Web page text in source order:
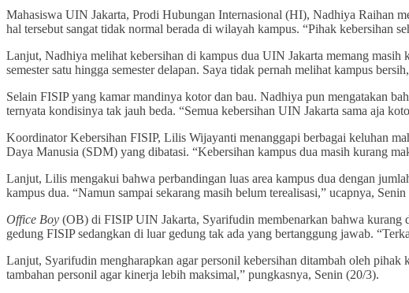
Mahasiswa UIN Jakarta, Prodi Hubungan Internasional (HI), Nadhiya Raihan
hal tersebut sangat tidak normal berada di wilayah kampus. “Pihak kebersihan
Lanjut, Nadhiya melihat kebersihan di kampus dua UIN Jakarta memang masih
semester satu hingga semester delapan. Saya tidak pernah melihat kampus
Selain FISIP yang kamar mandinya kotor dan bau. Nadhiya pun mengatakan
ternyata kondisinya tak jauh beda. “Semua kebersihan UIN Jakarta sama aja
Koordinator Kebersihan FISIP, Lilis Wijayanti menanggapi berbagai keluhan
Daya Manusia (SDM) yang dibatasi. “Kebersihan kampus dua masih kurang
Lanjut, Lilis mengakui bahwa perbandingan luas area kampus dua dengan
kampus dua. “Namun sampai sekarang masih belum terealisasi,” ucapnya,
Office Boy (OB) di FISIP UIN Jakarta, Syarifudin membenarkan bahwa kurang
gedung FISIP sedangkan di luar gedung tak ada yang bertanggung jawab.
Lanjut, Syarifudin mengharapkan agar personil kebersihan ditambah oleh pihak
tambahan personil agar kinerja lebih maksimal,” pungkasnya, Senin (20/3).